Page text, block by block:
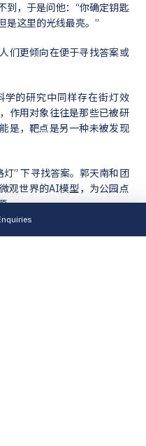
到，于是问他：“你确定钥匙
是这里的光线最亮。”
们更倾向在便于寻找答案或
学的研究中同样存在街灯效
作用对象往往是那些已被研
是，靶点是另一种未被发现
” 下寻找答案。郭天南和团
观世界的AI模型，为公园点
。
向现实迈进。AI，不仅推动